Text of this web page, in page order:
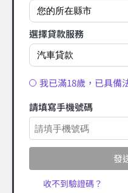
選擇貸款服務
我已滿18歲，已具備
請填寫手機號碼
發
收不到驗證碼？